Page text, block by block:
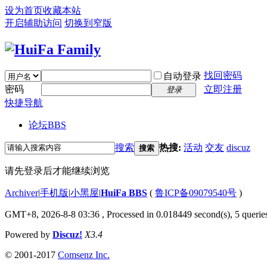
设为首页收藏本站
开启辅助访问 切换到窄版
自动登录 找回密码
密码
登录
立即注册
快捷导航
论坛BBS
搜索 搜索 热搜: 活动 交友 discuz
请先登录后才能继续浏览
Archiver|手机版|小黑屋|HuiFa BBS ( 鲁ICP备09079540号 )
GMT+8, 2026-8-8 03:36 , Processed in 0.018449 second(s), 5
Powered by Discuz! X3.4
© 2001-2017 Comsenz Inc.